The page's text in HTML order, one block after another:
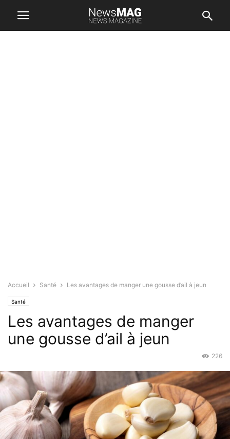
Accueil Santé Les avantages de manger une gousse d’ail à jeun
Santé
Les avantages de manger
une gousse d’ail à jeun
226